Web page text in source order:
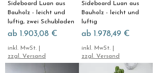
Sideboard Luan aus
Bauholz - leicht und
luftig, zwei Schubladen
ab 1.903,08 €
Sale-Preis
inkl. MwSt.
zzgl. Versand
Sideboard Luan aus
Bauholz - leicht und
luftig
ab 1.978,49 €
Sale-Preis
inkl. MwSt.
zzgl. Versand